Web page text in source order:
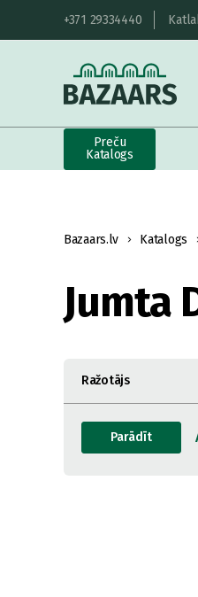
+371 29334440
Preču
Katalogs
Bazaars.lv Katalogs
Jumta
Ražotājs